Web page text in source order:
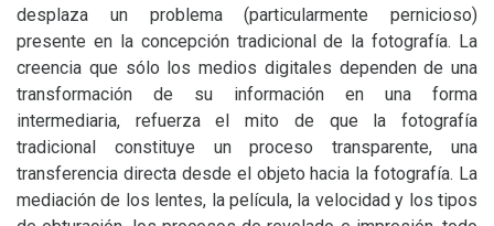
desplaza un problema (particularmente pernicioso)
presente en la concepción tradicional de la fotografía. La
creencia que sólo los medios digitales dependen de una
transformación de su información en una forma
intermediaria, refuerza el mito de que la fotografía
tradicional constituye un proceso transparente, una
transferencia directa desde el objeto hacia la fotografía. La
mediación de los lentes, la película, la velocidad y los tipos